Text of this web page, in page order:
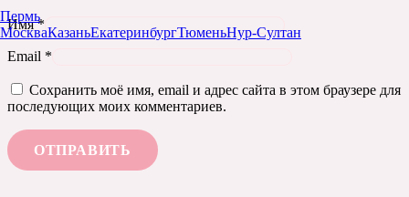
Пермь
МоскваКазаньЕкатеринбургТюменьНур-Султан
Имя*
Email *
Сохранить моё имя, email и адрес сайта в этом браузере для
последующих моих комментариев.